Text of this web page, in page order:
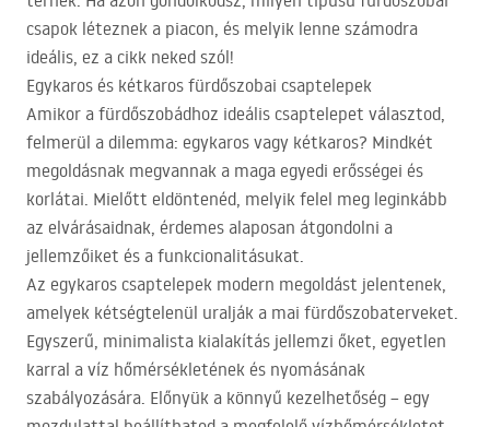
csapok léteznek a piacon, és melyik lenne számodra
ideális, ez a cikk neked szól!
Egykaros és kétkaros fürdőszobai csaptelepek
Amikor a fürdőszobádhoz ideális csaptelepet választod,
felmerül a dilemma: egykaros vagy kétkaros? Mindkét
megoldásnak megvannak a maga egyedi erősségei és
korlátai. Mielőtt eldöntenéd, melyik felel meg leginkább
az elvárásaidnak, érdemes alaposan átgondolni a
jellemzőiket és a funkcionalitásukat.
Az egykaros csaptelepek modern megoldást jelentenek,
amelyek kétségtelenül uralják a mai fürdőszobaterveket.
Egyszerű, minimalista kialakítás jellemzi őket, egyetlen
karral a víz hőmérsékletének és nyomásának
szabályozására. Előnyük a könnyű kezelhetőség – egy